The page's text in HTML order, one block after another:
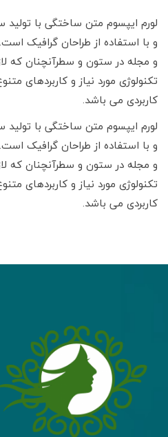
لورم ایپسوم متن ساختگی با
و با استفاده از طراحان گرافیک
و مجله در ستون و سطرآنچنان که
تکنولوژی مورد نیاز و کاربردهای
کاربردی می باشد.
لورم ایپسوم متن ساختگی با
و با استفاده از طراحان گرافیک
و مجله در ستون و سطرآنچنان که
تکنولوژی مورد نیاز و کاربردهای
کاربردی می باشد.